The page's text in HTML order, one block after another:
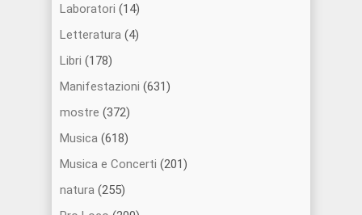
Laboratori (14)
Letteratura (4)
Libri (178)
Manifestazioni (631)
mostre (372)
Musica (618)
Musica e Concerti (201)
natura (255)